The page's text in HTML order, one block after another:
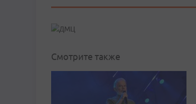
Смотрите также